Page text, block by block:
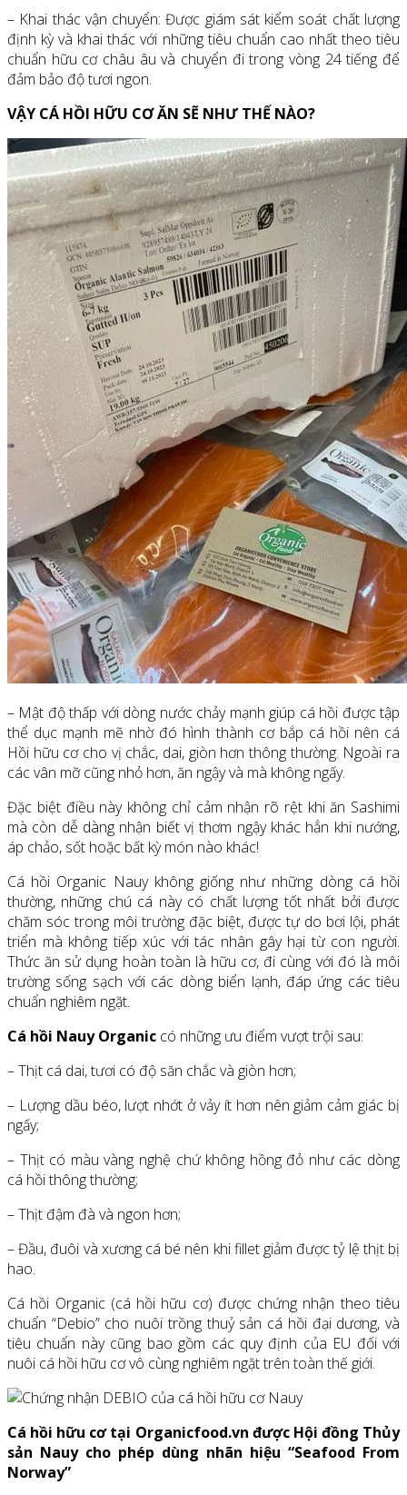
– Khai thác vận chuyển: Được giám sát kiểm soát chất lượng
định kỳ và khai thác với những tiêu chuẩn cao nhất theo tiêu
chuẩn hữu cơ châu âu và chuyển đi trong vòng 24 tiếng để
đảm bảo độ tươi ngon.
VẬY CÁ HỒI HỮU CƠ ĂN SẼ NHƯ THẾ NÀO?
– Mật độ thấp với dòng nước chảy mạnh giúp cá hồi được tập
thể dục mạnh mẽ nhờ đó hình thành cơ bắp cá hồi nên cá
Hồi hữu cơ cho vị chắc, dai, giòn hơn thông thường. Ngoài ra
các vân mỡ cũng nhỏ hơn, ăn ngậy và mà không ngấy.
Đặc biệt điều này không chỉ cảm nhận rõ rệt khi ăn Sashimi
mà còn dễ dàng nhận biết vị thơm ngậy khác hẳn khi nướng,
áp chảo, sốt hoặc bất kỳ món nào khác!
Cá hồi Organic Nauy không giống như những dòng cá hồi
thường, những chú cá này có chất lượng tốt nhất bởi được
chăm sóc trong môi trường đặc biệt, được tự do bơi lội, phát
triển mà không tiếp xúc với tác nhân gây hại từ con người.
Thức ăn sử dụng hoàn toàn là hữu cơ, đi cùng với đó là môi
trường sống sạch với các dòng biển lạnh, đáp ứng các tiêu
chuẩn nghiêm ngặt.
Cá hồi Nauy Organic có những ưu điểm vượt trội sau:
– Thịt cá dai, tươi có độ săn chắc và giòn hơn;
– Lượng dầu béo, lượt nhớt ở vảy ít hơn nên giảm cảm giác bị
ngấy;
– Thịt có màu vàng nghệ chứ không hồng đỏ như các dòng
cá hồi thông thường;
– Thịt đậm đà và ngon hơn;
– Đầu, đuôi và xương cá bé nên khi fillet giảm được tỷ lệ thịt bị
hao.
Cá hồi Organic (cá hồi hữu cơ) được chứng nhận theo tiêu
chuẩn “Debio” cho nuôi trồng thuỷ sản cá hồi đại dương, và
tiêu chuẩn này cũng bao gồm các quy định của EU đối với
nuôi cá hồi hữu cơ vô cùng nghiêm ngặt trên toàn thế giới.
Cá hồi hữu cơ tại Organicfood.vn được Hội đồng Thủy
sản Nauy cho phép dùng nhãn hiệu “Seafood From
Norway”